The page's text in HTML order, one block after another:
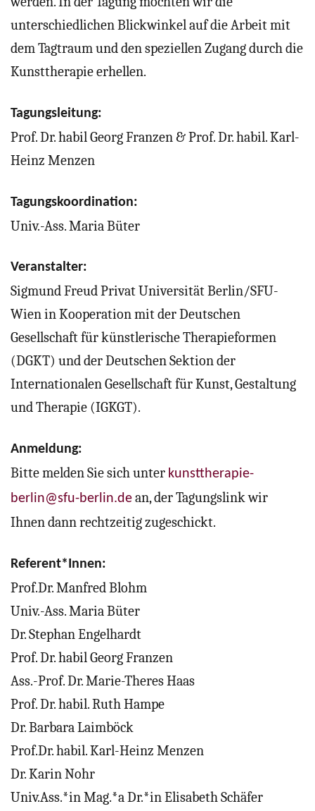
unterschiedlichen Blickwinkel auf die Arbeit mit
dem Tagtraum und den speziellen Zugang durch die
Kunsttherapie erhellen.
Tagungsleitung:
Prof. Dr. habil Georg Franzen & Prof. Dr. habil. Karl-
Heinz Menzen
Tagungskoordination:
Univ.-Ass. Maria Büter
Veranstalter:
Sigmund Freud Privat Universität Berlin/SFU-
Wien in Kooperation mit der Deutschen
Gesellschaft für künstlerische Therapieformen
(DGKT) und der Deutschen Sektion der
Internationalen Gesellschaft für Kunst, Gestaltung
und Therapie (IGKGT).
Anmeldung:
Bitte melden Sie sich unter kunsttherapie-
berlin@sfu-berlin.de an, der Tagungslink wir
Ihnen dann rechtzeitig zugeschickt.
Referent*Innen:
Prof.Dr. Manfred Blohm
Univ.-Ass. Maria Büter
Dr. Stephan Engelhardt
Prof. Dr. habil Georg Franzen
Ass.-Prof. Dr. Marie-Theres Haas
Prof. Dr. habil. Ruth Hampe
Dr. Barbara Laimböck
Prof.Dr. habil. Karl-Heinz Menzen
Dr. Karin Nohr
Univ.Ass.*in Mag.*a Dr.*in Elisabeth Schäfer